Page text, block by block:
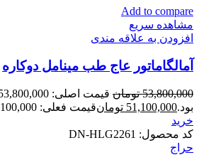
Add to compare
مشاهده سریع
افزودن به علاقه مندی
آمالگاماتور عاج طب مینامل دوکاره
53,800,000 تومان
بود.51,100,000 تومانقیمت فعلی: 51,100,000 تومان.
خرید
کد محصول: DN-HLG2261
حراج